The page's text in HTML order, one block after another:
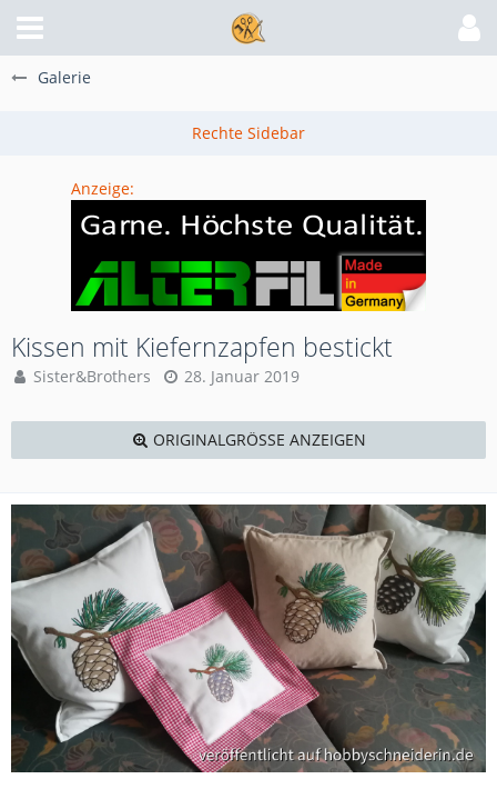
Galerie
Anzeige:
Kissen mit Kiefernzapfen bestickt
Sister&Brothers 28. Januar 2019
ORIGINALGRÖSSE ANZEIGEN